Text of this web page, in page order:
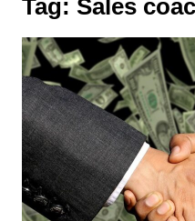
Tag: Sales